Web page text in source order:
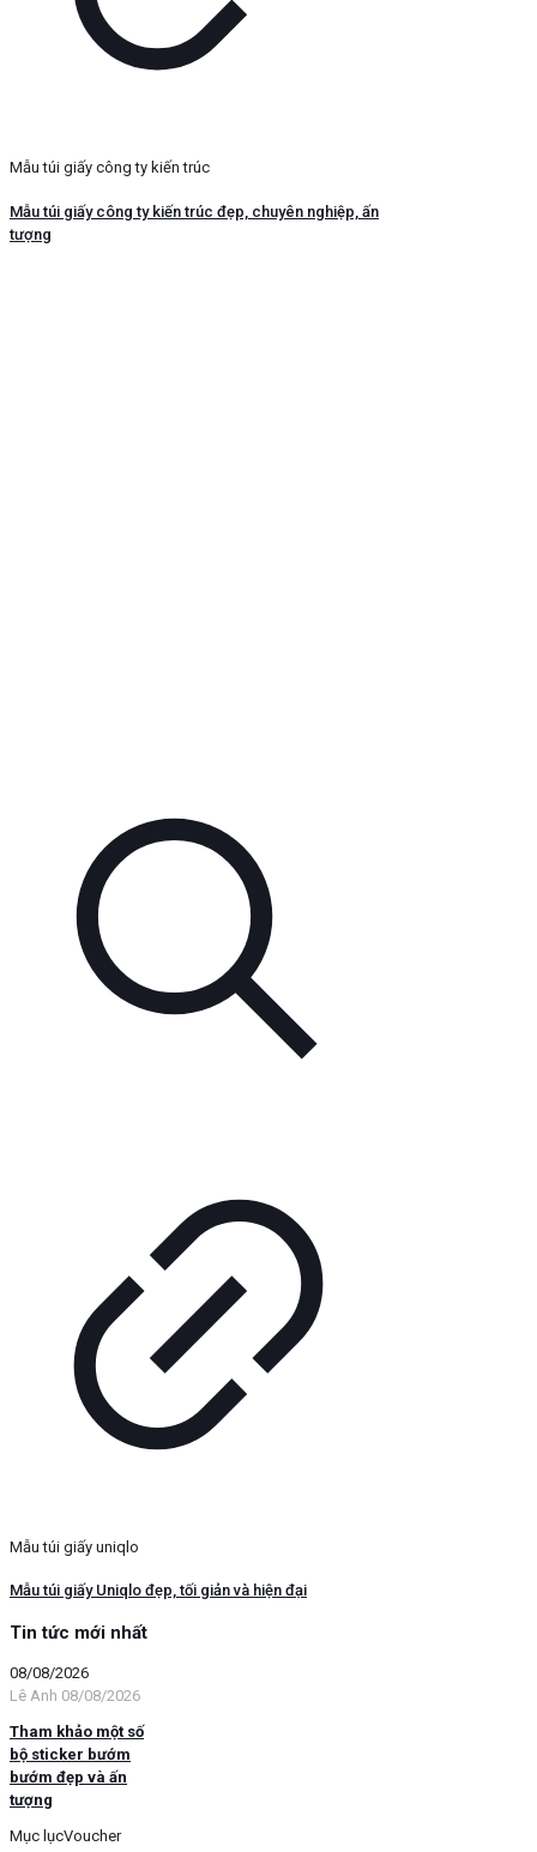
Mẫu túi giấy công ty kiến trúc
Mẫu túi giấy công ty kiến trúc đẹp, chuyên nghiệp, ấn
tượng
Mẫu túi giấy uniqlo
Mẫu túi giấy Uniqlo đẹp, tối giản và hiện đại
Tin tức mới nhất
08/08/2026
Lê Anh 08/08/2026
Tham khảo một số
bộ sticker bướm
bướm đẹp và ấn
tượng
Mục lụcVoucher